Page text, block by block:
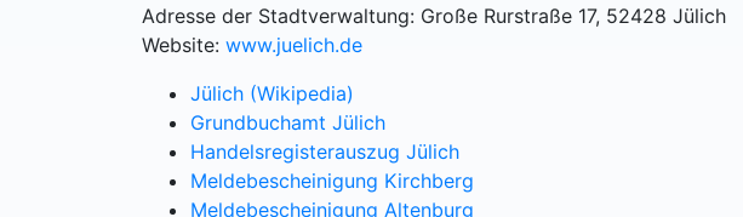
Adresse der Stadtverwaltung: Große Rurstraße 17, 52428 Jülich
Website: www.juelich.de
Jülich (Wikipedia)
Grundbuchamt Jülich
Handelsregisterauszug Jülich
Meldebescheinigung Kirchberg
Meldebescheinigung Altenburg